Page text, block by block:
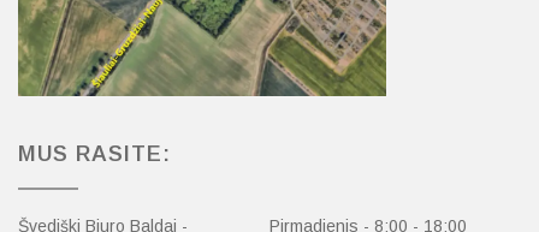
MUS RASITE:
Švediški Biuro Baldai -
Pirmadienis - 8:00 - 18:00